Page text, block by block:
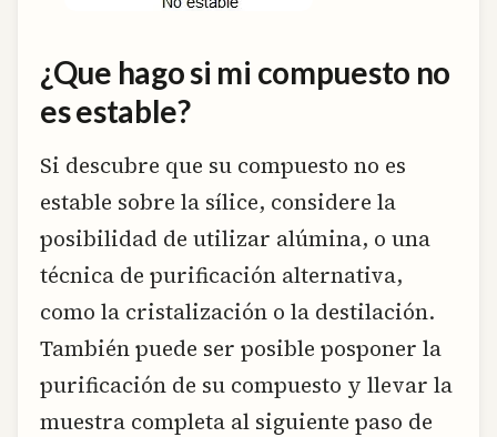
¿Que hago si mi compuesto no
es estable?
Si descubre que su compuesto no es
estable sobre la sílice, considere la
posibilidad de utilizar alúmina, o una
técnica de purificación alternativa,
como la cristalización o la destilación.
También puede ser posible posponer la
purificación de su compuesto y llevar la
muestra completa al siguiente paso de